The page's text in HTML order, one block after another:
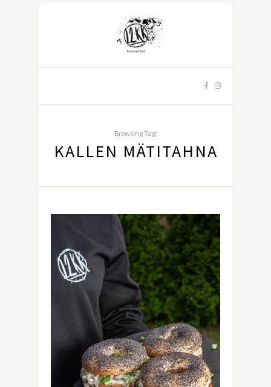
Browsing Tag:
KALLEN MÄTITAHNA